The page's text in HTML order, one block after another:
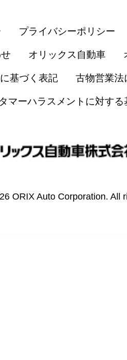
プライバシーポリシー
オリックス自動車
基づく表記 古物営業法
マーハラスメントに対する
ORIX Auto Corporation. All